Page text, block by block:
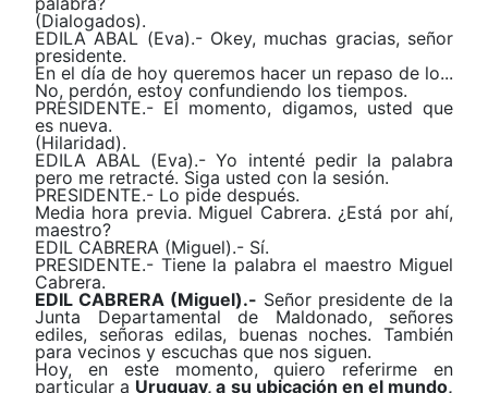
(Dialogados).
EDILA ABAL (Eva).- Okey, muchas gracias, señor
presidente.
En el día de hoy queremos hacer un repaso de lo...
No, perdón, estoy confundiendo los tiempos.
PRESIDENTE.- El momento, digamos, usted que
es nueva.
(Hilaridad).
EDILA ABAL (Eva).- Yo intenté pedir la palabra
pero me retracté. Siga usted con la sesión.
PRESIDENTE.- Lo pide después.
Media hora previa. Miguel Cabrera. ¿Está por ahí,
maestro?
EDIL CABRERA (Miguel).- Sí.
PRESIDENTE.- Tiene la palabra el maestro Miguel
Cabrera.
EDIL CABRERA (Miguel).- Señor presidente de la
Junta Departamental de Maldonado, señores
ediles, señoras edilas, buenas noches. También
para vecinos y escuchas que nos siguen.
Hoy, en este momento, quiero referirme en
particular a Uruguay, a su ubicación en el mundo,